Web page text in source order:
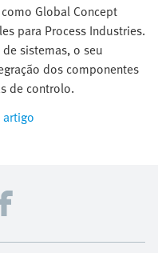
Global Concept
para Process Industries.
sistemas, o seu
dos componentes
de controlo.
artigo